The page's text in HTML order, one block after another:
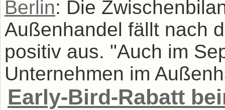
Berlin: Die
Außenhandel fällt nach
positiv aus. "Auch im
Unternehmen im
Early-Bird-Rabatt